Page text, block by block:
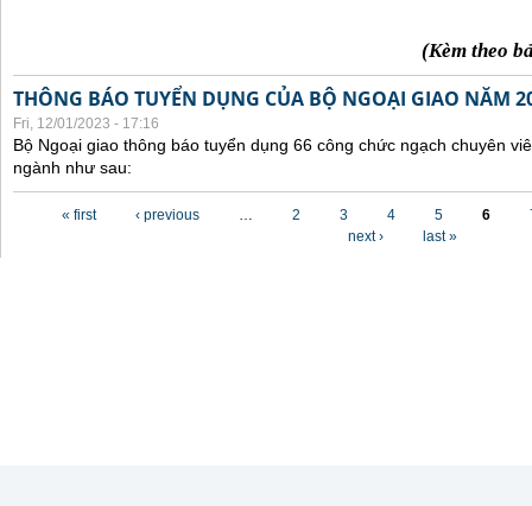
(Kèm theo
THÔNG BÁO TUYỂN DỤNG CỦA BỘ NGOẠI GIAO NĂM
Fri, 12/01/2023 - 17:16
Bộ Ngoại giao thông báo tuyển dụng 66 công chức ngạch chuyên
ngành như sau:
« first ‹ previous … 2 3 4 5 6
next ›
last »